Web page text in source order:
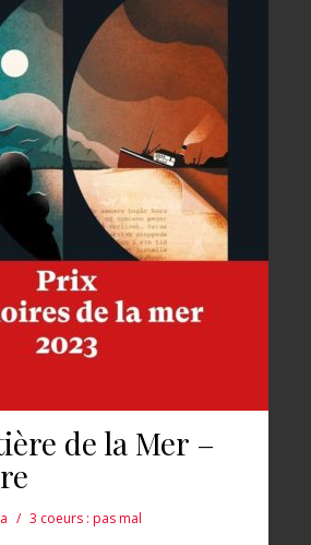
de la Mer –
3 coeurs : pas mal